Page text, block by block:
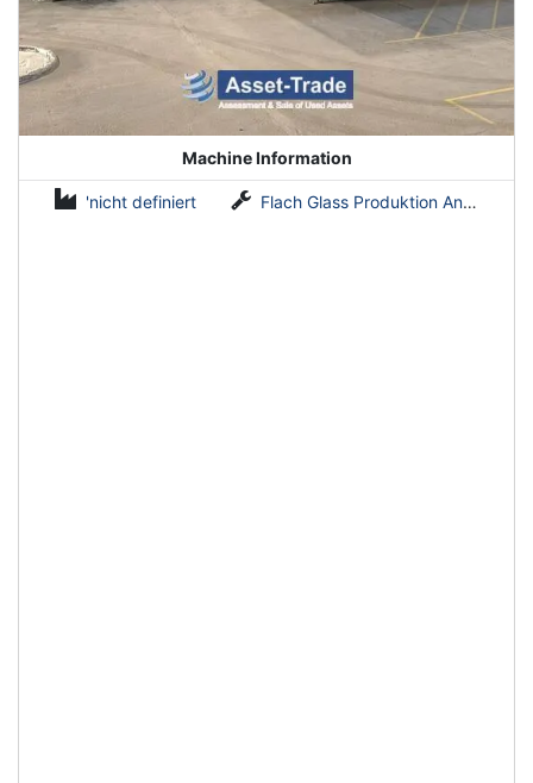
Machine Information
'nicht definiert Flach Glass Produktion Anlagen